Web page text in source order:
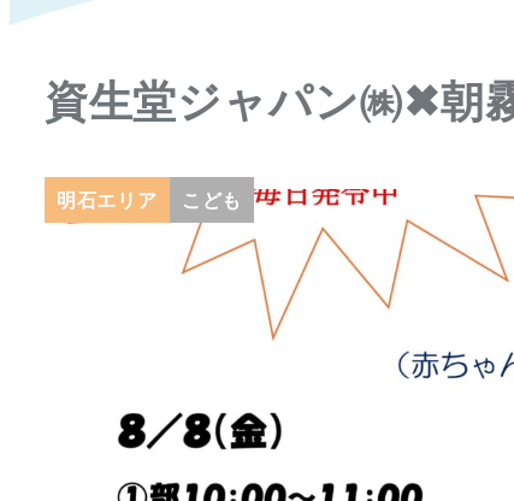
へ
資生堂ジャパン㈱✖朝
明石エリア こども